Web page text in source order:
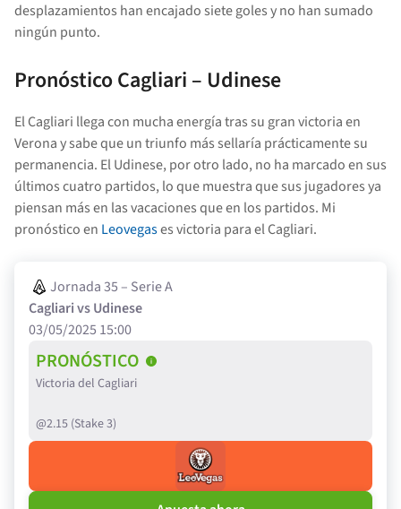
desplazamientos han encajado siete goles y no han sumado
ningún punto.
Pronóstico Cagliari – Udinese
El Cagliari llega con mucha energía tras su gran victoria en
Verona y sabe que un triunfo más sellaría prácticamente su
permanencia. El Udinese, por otro lado, no ha marcado en sus
últimos cuatro partidos, lo que muestra que sus jugadores ya
piensan más en las vacaciones que en los partidos. Mi
pronóstico en Leovegases victoria para el Cagliari.
Jornada 35 – Serie A
Cagliari vs Udinese
03/05/2025 15:00
PRONÓSTICO
Victoria del Cagliari
@2.15 (Stake 3)